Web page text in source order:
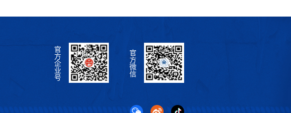
官
方
企
业
号
官
方
微
信